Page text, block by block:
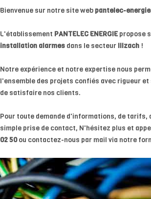
Bienvenue sur notre site web pantelec-
L'établissement PANTELEC ENERGIE propose
installation alarmes dans le secteur Illzach !
Notre expérience et notre expertise nous
l'ensemble des projets confiés avec rigueur et
de satisfaire nos clients.
Pour toute demande d'informations, de tarifs,
simple prise de contact, N'hésitez plus et
02 50ou contactez-nous par mail via notre